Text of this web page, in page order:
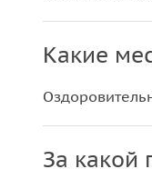
Какие
За какой